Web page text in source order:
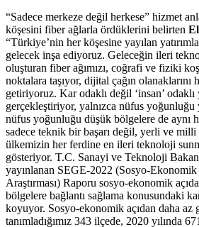
“Sadece merkeze değil herkese” hizmet
köşesini fiber ağlarla ördüklerini belirten
“Türkiye’nin her köşesine yayılan
gelecek inşa ediyoruz. Geleceğin ileri
oluşturan fiber ağımızı, coğrafi ve fiziki
noktalara taşıyor, dijital çağın
getiriyoruz. Kar odaklı değil ‘insan’ odaklı
gerçekleştiriyor, yalnızca nüfus
nüfus yoğunluğu düşük bölgelere de aynı
sadece teknik bir başarı değil, yerli ve
ülkemizin her ferdine en ileri teknoloji
gösteriyor. T.C. Sanayi ve Teknoloji
yayınlanan SEGE-2022 (Sosyo-Ekonomik
Araştırması) Raporu sosyo-ekonomik
bölgelere bağlantı sağlama konusundaki
koyuyor. Sosyo-ekonomik açıdan daha az
tanımladığımız 343 ilçede, 2020 yılında